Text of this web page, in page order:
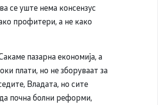
се уште нема консензус
профитери, а не како
пазарна економија, а
плати, но не зборуваат за
Владата, но сите
почна болни реформи,